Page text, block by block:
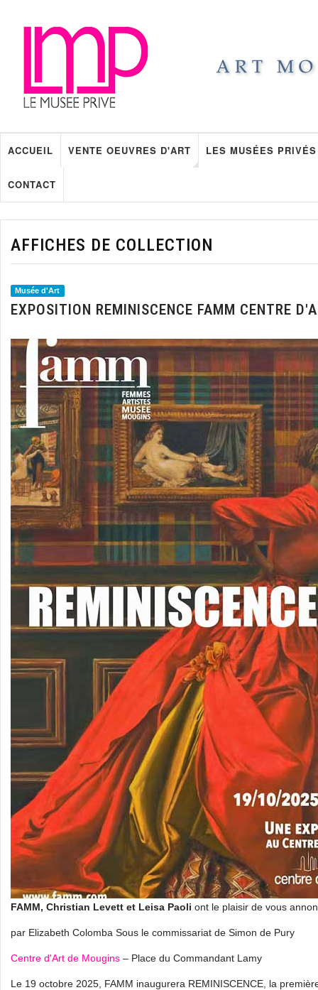
ACCUEIL VENTE OEUVRES D'ART LES MUSÉES PRIVÉS
CONTACT
AFFICHES DE COLLECTION
Musée d'Art
EXPOSITION REMINISCENCE FAMM CENTRE
FAMM, Christian Levett et Leisa Paoli ont le plaisir de vous
par Elizabeth Colomba Sous le commissariat de Simon de Pury
Centre d'Art de Mougins – Place du Commandant Lamy
Le 19 octobre 2025, FAMM inaugurera REMINISCENCE, la